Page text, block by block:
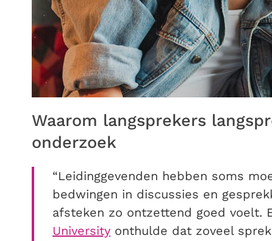
Waarom langsprekers
onderzoek
“Leidinggevenden hebben soms
bedwingen in discussies en
afsteken zo ontzettend goed voelt.
University onthulde dat zoveel